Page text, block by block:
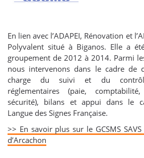
En lien avec l’ADAPEI, Rénovation et
Polyvalent situé à Biganos. Elle a
groupement de 2012 à 2014. Parmi
nous intervenons dans le cadre de
charge du suivi et du
réglementaires (paie,
sécurité), bilans et appui dans le
Langue des Signes Française.
>> En savoir plus sur le GCSMS
d’Arcachon